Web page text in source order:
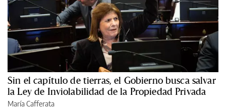
Sin el capítulo de tierras, el Gobierno busca salvar
la Ley de Inviolabilidad de la Propiedad Privada
María Cafferata